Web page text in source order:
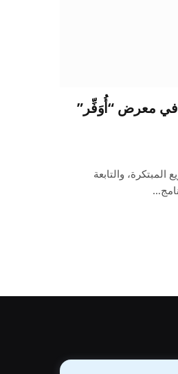
في معرض “أُوَفِّر”
والتابعة